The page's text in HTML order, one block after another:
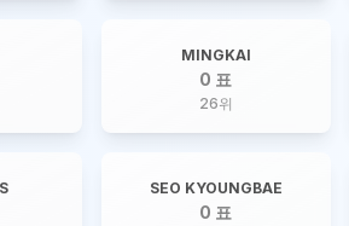
MINGKAI
0 표
26위
SEO KYOUNGBAE
0 표